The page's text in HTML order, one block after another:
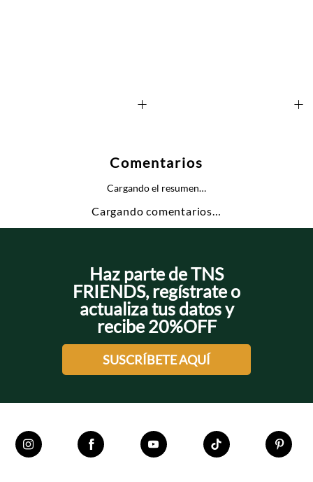
+ +
Comentarios
Cargando el resumen…
Cargando comentarios…
Haz parte de TNS
FRIENDS, regístrate o
actualiza tus datos y
recibe 20%OFF
SUSCRÍBETE AQUÍ